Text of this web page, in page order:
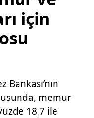
için
memur
18,7 ile